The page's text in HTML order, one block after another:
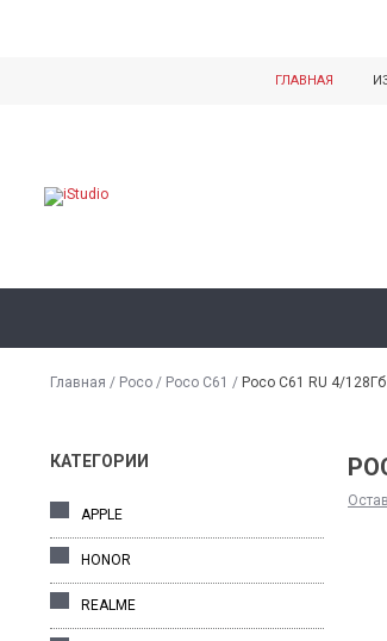
ГЛАВНАЯ
Главная / Poco / Poco C61 / Poco C61 RU 4/
КАТЕГОРИИ
APPLE
HONOR
REALME